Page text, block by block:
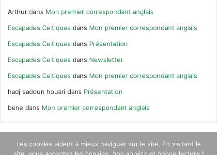
Arthur dans Mon premier correspondant anglais
Escapades Celtiques dans Mon premier correspondant anglais
Escapades Celtiques dans Présentation
Escapades Celtiques dans Newsletter
Escapades Celtiques dans Mon premier correspondant anglais
hadj sadoun houari dans Présentation
bene dans Mon premier correspondant anglais
Les cookies aident à mieux naviguer sur le site. En visitant le